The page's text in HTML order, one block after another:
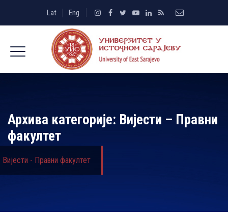
Lat Eng
Архива категорије: Вијести – Правни
факултет
Вијести - Правни факултет